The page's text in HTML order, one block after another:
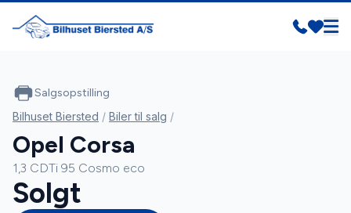
Salgsopstilling
Bilhuset Biersted / Biler til salg /
Opel Corsa
1,3 CDTi 95 Cosmo eco
Solgt